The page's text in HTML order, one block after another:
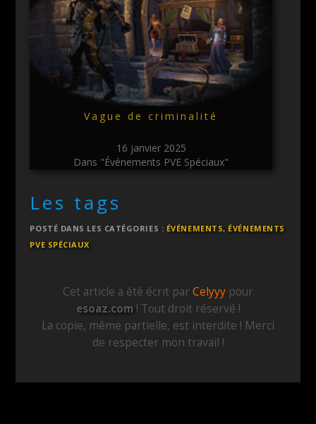
Vague de criminalité
16 janvier 2025
Dans "Événements PVE Spéciaux"
Les tags
POSTÉ DANS LES CATÉGORIES : ÉVÉNEMENTS, ÉVÉNEMENTS
PVE SPÉCIAUX
Cet article a été écrit par Celyyy pour
esoaz.com ! Tout droit réservé !
La copie, même partielle, est interdite ! Merci
de respecter mon travail !